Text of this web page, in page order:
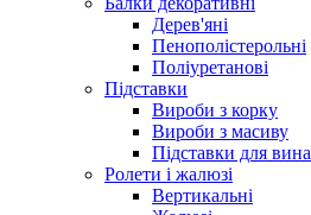
Дерев'яні
Пенополістерольні
Поліуретанові
Підставки
Вироби з корку
Вироби з масиву
Підставки для вина
Ролети і жалюзі
Вертикальні